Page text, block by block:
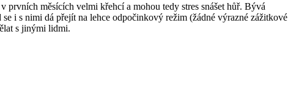
měsících velmi křehcí a mohou tedy stres snášet hůř. Bývá
i s nimi dá přejít na lehce odpočinkový režim (žádné výrazné zážitkové
s jinými lidmi.